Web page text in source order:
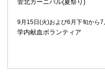
菅北カーニバル(夏祭り)
9月15日(火)および6月下旬から
学内献血ボランティア